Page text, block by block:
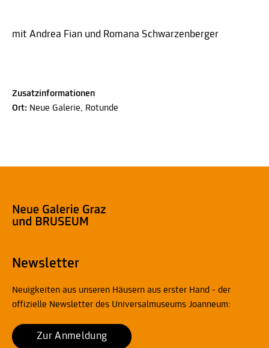
mit Andrea Fian und Romana Schwarzenberger
Zusatzinformationen
Ort: Neue Galerie, Rotunde
Newsletter
Neuigkeiten aus unseren Häusern aus erster Hand - der
offizielle Newsletter des Universalmuseums Joanneum:
Zur Anmeldung